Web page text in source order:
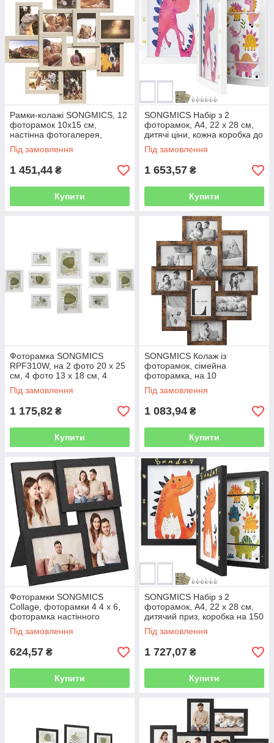
Рамки-колажі SONGMICS, 12
фоторамок 10х15 см,
настінна фотогалерея,
багато рамок, настінний
декор, натуральний беж
Під замовлення
1 451,44 ₴
Купити
SONGMICS Набір з 2
фоторамок, А4, 22 х 28 см,
дитячі ціни, кожна коробка до
150 малюнків, МДФ, скло,
тримач, настінні гачки без
Під замовлення
1 653,57 ₴
Купити
Фоторамка SONGMICS
RPF310W, на 2 фото 20 х 25
см, 4 фото 13 х 18 см, 4
фото 10 х 15 см, пластикова
дошка, МДФ, білий
Під замовлення
1 175,82 ₴
Купити
SONGMICS Колаж із
фоторамок, сімейна
фоторамка, на 10
фотографій 10 x 15 см (4 x 6
дюймів), МДФ, потрібне
Під замовлення
1 083,94 ₴
Купити
Фоторамки SONGMICS
Collage, фоторамки 4 4 x 6,
фоторамка настінного
колажу, кілька рамок,
настінний декор, чорне
Під замовлення
624,57 ₴
Купити
SONGMICS Набір з 2
фоторамок, А4, 22 х 28 см,
дитячий приз, коробка на 150
фотографій, МДФ, скло,
підставка, настінні гачки без
Під замовлення
1 727,07 ₴
Купити